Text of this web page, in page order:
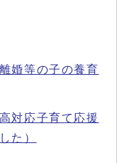
婚等の子の養育
対応子育て応援
た）